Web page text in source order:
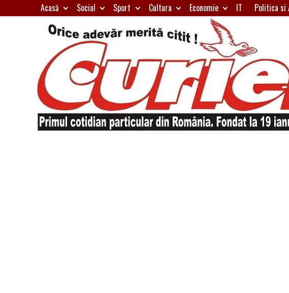
to
Acasă Social Sport Cultura Economie IT Politica